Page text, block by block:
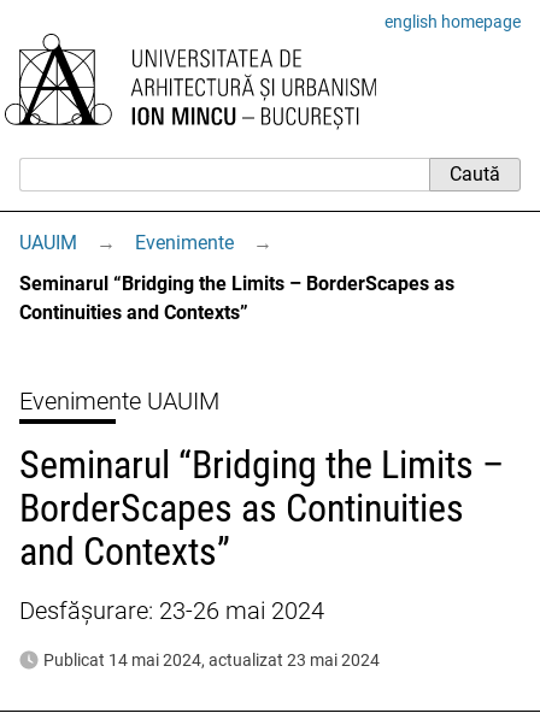
english homepage
UAUIM → Evenimente
→
Seminarul “Bridging the Limits – BorderScapes as
Continuities and Contexts”
Evenimente UAUIM
Seminarul “Bridging the Limits –
BorderScapes as Continuities
and Contexts”
Desfășurare: 23-26 mai 2024
Publicat 14 mai 2024, actualizat 23 mai 2024